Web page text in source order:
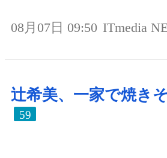
08月07日 09:50 ITmedia
辻希美、一家で焼き
59